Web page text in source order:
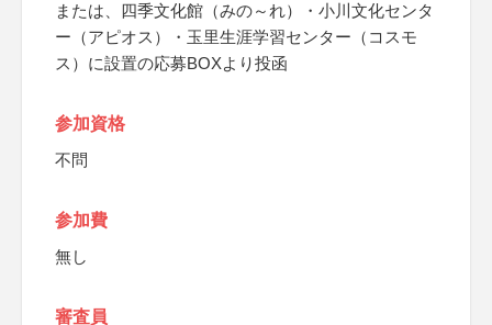
または、四季文化館（みの～れ）・小川文化センタ
ー（アピオス）・玉里生涯学習センター（コスモ
ス）に設置の応募BOXより投函
参加資格
不問
参加費
無し
審査員